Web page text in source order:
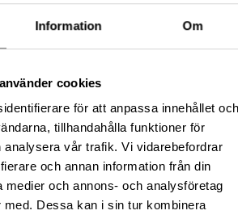
Information Om
cookies
för att anpassa innehållet och
tillhandahålla funktioner för
analysera vår trafik. Vi vidarebefordrar
och annan information från din
medier och annons- och analysföretag
Dessa kan i sin tur kombinera
Ben
260727_HST
image/jpeg
ffa81442-166c-48c2-af7b-
Rosengren, Helena